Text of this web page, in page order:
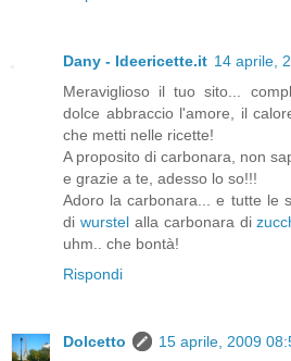
Dany - Ideericette.it 14 aprile,
Meraviglioso il tuo sito...
dolce abbraccio l'amore, il
che metti nelle ricette!
A proposito di carbonara, non
e grazie a te, adesso lo so!!!
Adoro la carbonara... e tutte le
di wurstelalla carbonara di
uhm.. che bontà!
Rispondi
Dolcetto
15 aprile, 2009